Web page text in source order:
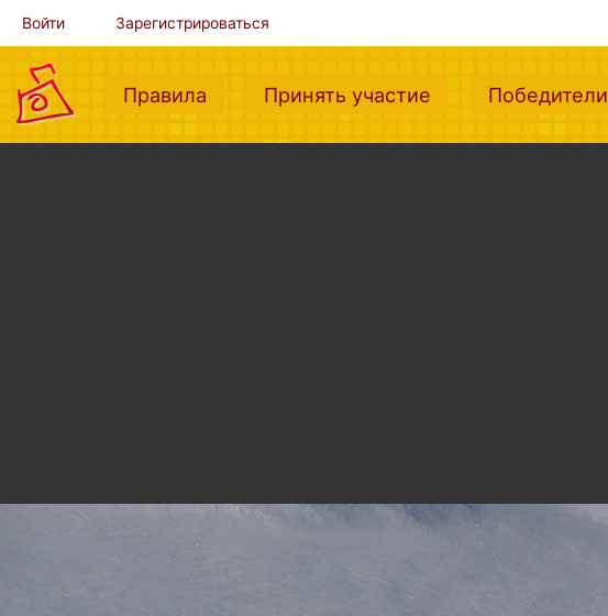
Войти Зарегистрироваться
Правила (current)Принять участие (current)Победители